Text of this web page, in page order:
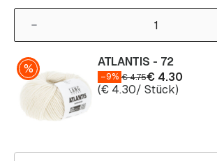
ATLANTIS - 72
–9% €4.75€ 4.30
(€ 4.30/ Stück)